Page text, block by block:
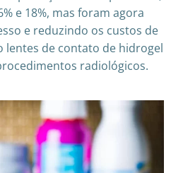
e 18%, mas foram agora
e reduzindo os custos de
lentes de contato de hidrogel
radiológicos.